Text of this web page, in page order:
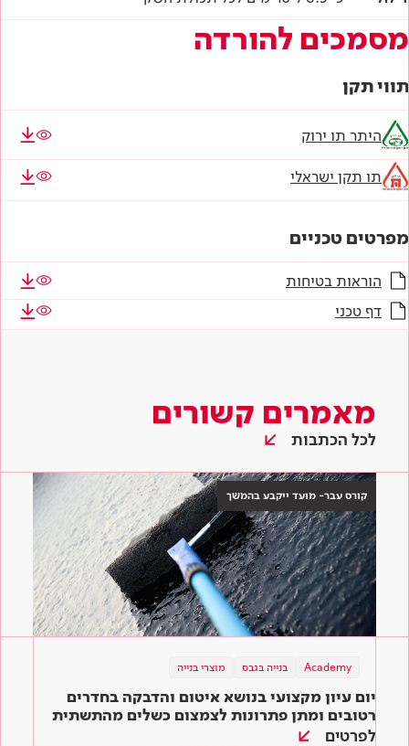
מסמכים להורדה
תווי תקן
היתר תו ירוק
תו תקן ישראלי
מפרטים טכניים
הוראות בטיחות
דף טכני
מאמרים קשורים
לכל הכתבות
קורס עבר- מועד ייקבע בהמשך
Academy בנייה בגבס מוצרי בנייה
יום עיון מקצועי בנושא איטום והדבקה בחדרים
רטובים ומתן פתרונות לצמצום כשלים מהתשתית
ועד הגמר
לפרטים